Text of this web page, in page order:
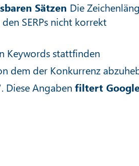
Sätzen Die
SERPs nicht korrekt
Keywords stattfinden
dem der Konkurrenz
Diese Angaben filtert